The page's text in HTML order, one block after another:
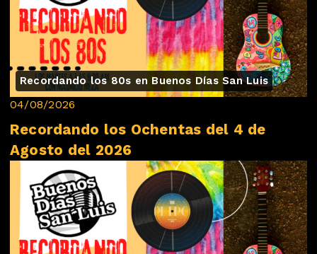
Recordando los 80s en Buenos Días San Luis
04/08/2026
Recordando los Ochentas del 4 de
Agosto del 2026